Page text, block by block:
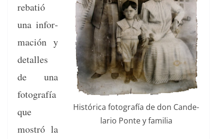
Históri­ca fotografía de don Can­de­
lario Ponte y familia
rebatió
una infor­
ma­ción y
detalles
de una
fotografía
que
mostró la